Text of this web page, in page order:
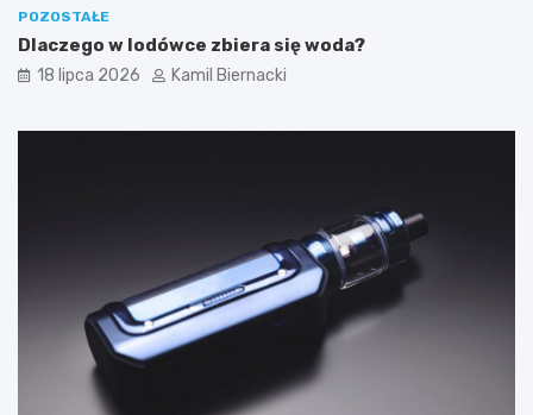
POZOSTAŁE
Dlaczego w lodówce zbiera się woda?
18 lipca 2026 Kamil Biernacki